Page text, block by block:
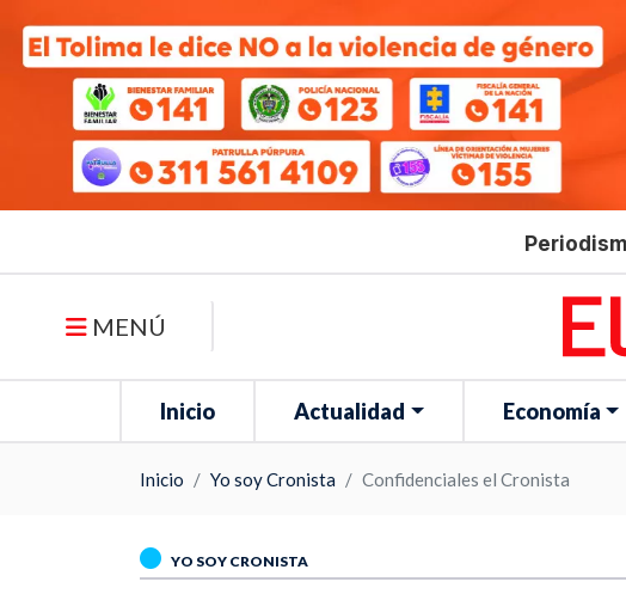
MENÚ
Inicio Actualidad Economía
Inicio Yo soy Cronista Confidenciales el Cronista
YO SOY CRONISTA